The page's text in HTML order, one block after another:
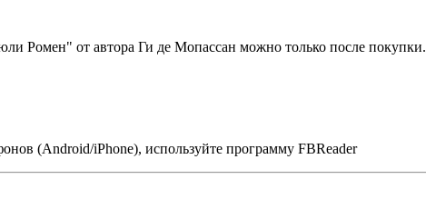
Ромен" от автора Ги де Мопассан можно только после покупки.
(Android/iPhone), используйте программу FBReader